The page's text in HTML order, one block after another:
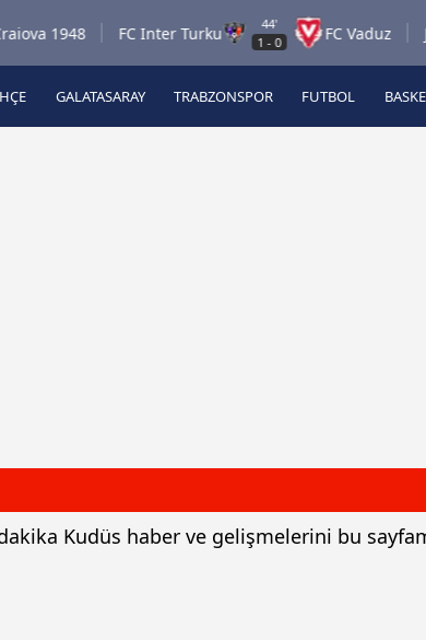
FC Inter Turku
44'
1- 0 FC Vaduz
Beşiktaş
GALATASARAY TRABZONSPOR FUTBOL
Kudüs haber ve gelişmelerini bu